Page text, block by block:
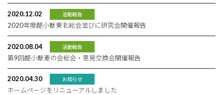
2020.12.02 活動報告
2020年度酪小獣東北総会並びに研究会開催報告
2020.08.04 活動報告
第9回酪小獣麦の会総会・意見交換会開催報告
2020.04.30 お知らせ
ホームページをリニューアルしました